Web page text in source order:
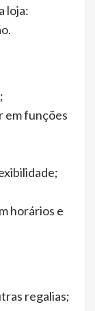
loja:
em funções
horários e
regalias;